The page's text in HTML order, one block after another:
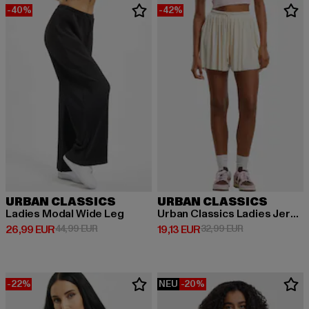
-40%
URBAN CLASSICS
Ladies Modal Wide Leg
26,99 EUR
Derzeitiger Preis: 26,99 EUR
44,99 EURAktionspreis: 44,99 EUR
-42%
URBAN CLASSICS
Urban Classics Ladies Jersey Skort
19,13 EUR
Derzeitiger Preis: 19,13 EUR
32,99 EURAktionspreis:
-22% NEU -20%